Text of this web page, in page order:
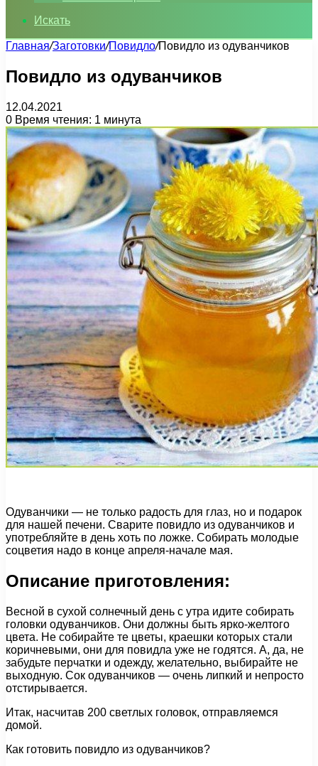
Искать
Главная/Заготовки/Повидло/Повидло из одуванчиков
Повидло из одуванчиков
12.04.2021
0 Время чтения: 1 минута
Одуванчики — не только радость для глаз, но и подарок
для нашей печени. Сварите повидло из одуванчиков и
употребляйте в день хоть по ложке. Собирать молодые
соцветия надо в конце апреля-начале мая.
Описание приготовления:
Весной в сухой солнечный день с утра идите собирать
головки одуванчиков. Они должны быть ярко-желтого
цвета. Не собирайте те цветы, краешки которых стали
коричневыми, они для повидла уже не годятся. А, да, не
забудьте перчатки и одежду, желательно, выбирайте не
выходную. Сок одуванчиков — очень липкий и непросто
отстирывается.
Итак, насчитав 200 светлых головок, отправляемся
домой.
Как готовить повидло из одуванчиков?